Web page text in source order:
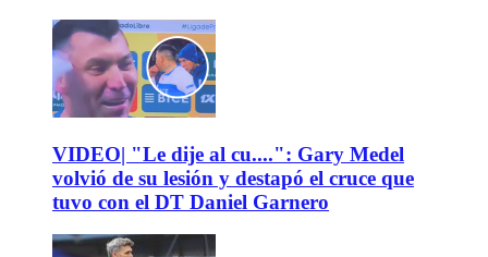
VIDEO| "Le dije al cu....": Gary Medel
volvió de su lesión y destapó el cruce que
tuvo con el DT Daniel Garnero